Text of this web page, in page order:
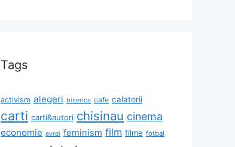
Tags
activism alegeri biserica cafe calatorii
carti carti&autori chisinau cinema
economie evrei feminism film filme fotbal